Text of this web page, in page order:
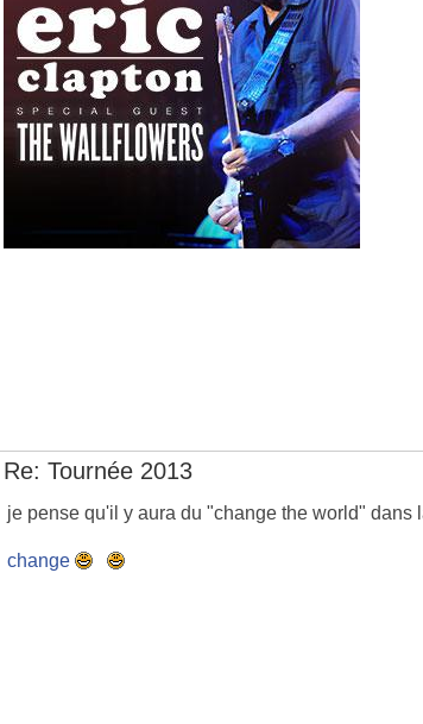
Re: Tournée 2013
je pense qu'il y aura du "change the world" dans
change